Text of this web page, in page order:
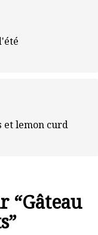
et lemon curd
“Gâteau
”